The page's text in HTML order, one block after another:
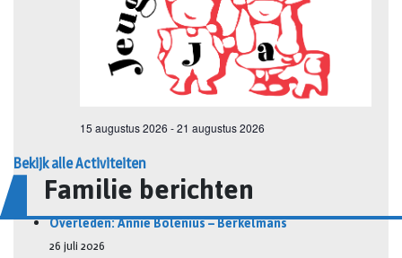
Bekijk alle Activiteiten
Familie berichten
Overleden: Annie Bolenius – Berkelmans
26 juli 2026